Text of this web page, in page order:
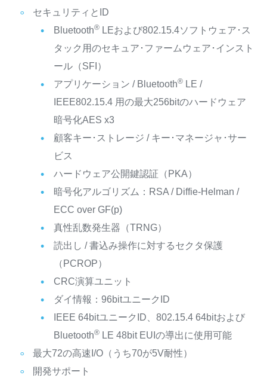
セキュリティとID
Bluetooth®LEおよび802.15.4ソフトウェア･ス
タック用のセキュア･ファームウェア･インスト
ール（SFI）
アプリケーション / Bluetooth®LE /
IEEE802.15.4 用の最大256bitのハードウェア
暗号化AES x3
顧客キー･ストレージ / キー･マネージャ･サー
ビス
ハードウェア公開鍵認証（PKA）
暗号化アルゴリズム：RSA / Diffie-Helman /
ECC over GF(p)
真性乱数発生器（TRNG）
読出し / 書込み操作に対するセクタ保護
（PCROP）
CRC演算ユニット
ダイ情報：96bitユニークID
IEEE 64bitユニークID、802.15.4 64bitおよび
Bluetooth®LE 48bit EUIの導出に使用可能
最大72の高速I/O（うち70が5V耐性）
開発サポート